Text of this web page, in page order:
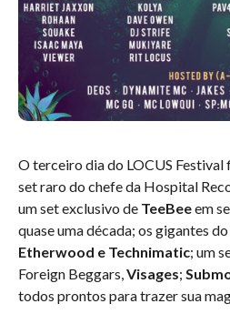
O terceiro dia do LOCUS Festival
set raro do chefe da Hospital
um set exclusivo de TeeBeeem
quase uma década; os gigantes
Etherwood e Technimatic; um
Foreign Beggars,Visages;
todos prontos para trazer sua